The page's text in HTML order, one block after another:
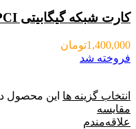
کارت شبکه گیگابیتی PCI دی لینک مدل DLINK DGE-528T
1,400,000تومان
فروخته شد
انتخاب گزینه ها این محصول
مقایسه
علاقه‌مندم